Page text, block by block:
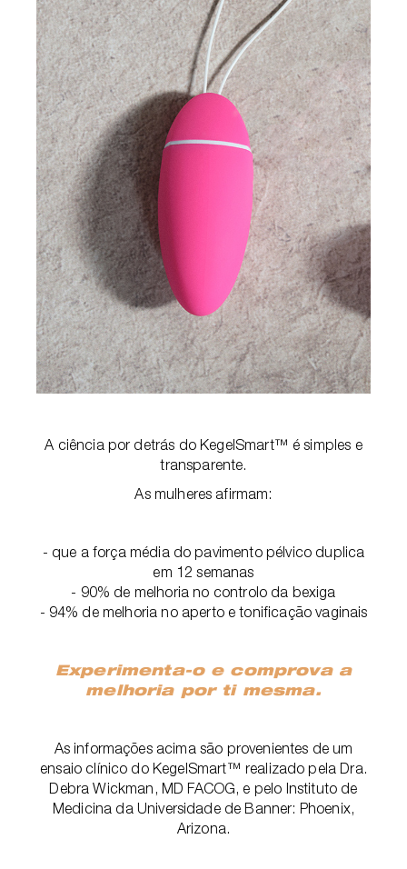
A ciência por detrás do KegelSmart™ é simples e
transparente.
As mulheres afirmam:
- que a força média do pavimento pélvico duplica
em 12 semanas
- 90% de melhoria no controlo da bexiga
- 94% de melhoria no aperto e tonificação vaginais
Experimenta-o e comprova a
melhoria por ti mesma.
As informações acima são provenientes de um
ensaio clínico do KegelSmart™ realizado pela Dra.
Debra Wickman, MD FACOG, e pelo Instituto de
Medicina da Universidade de Banner: Phoenix,
Arizona.